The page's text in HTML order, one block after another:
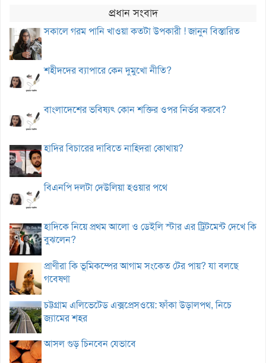
প্রধান সংবাদ
সকালে গরম পানি খাওয়া কতটা উপকারী ! জানুন বিস্তারিত
শহীদদের ব্যাপারে কেন দুমুখো নীতি?
বাংলাদেশের ভবিষ্যৎ কোন শক্তির ওপর নির্ভর করবে?
হাদির বিচারের দাবিতে নাহিদরা কোথায়?
বিএনপি দলটা দেউলিয়া হওয়ার পথে
হাদিকে নিয়ে প্রথম আলো ও ডেইলি স্টার এর ট্রিটমেন্ট দেখে কি
বুঝলেন?
প্রাণীরা কি ভূমিকম্পের আগাম সংকেত টের পায়? যা বলছে
গবেষণা
চট্টগ্রাম এলিভেটেড এক্সপ্রেসওয়ে: ফাঁকা উড়ালপথ, নিচে
জ্যামের শহর
আসল গুড় চিনবেন যেভাবে